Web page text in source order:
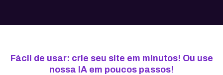
Fácil de usar: crie seu site em minutos! Ou use
nossa IA em poucos passos!